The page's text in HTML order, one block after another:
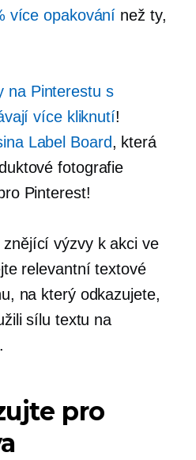
více opakování než ty,
na Pinterestu s
více kliknutí!
Label Board, která
fotografie
Pinterest!
znějící výzvy k akci ve
relevantní textové
na který odkazujete,
sílu textu na
pro